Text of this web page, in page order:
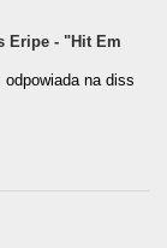
Eripe - "Hit Em
odpowiada na diss